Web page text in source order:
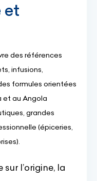
et
des références
infusions,
formules orientées
et au Angola
grandes
(épiceries,
l’origine, la